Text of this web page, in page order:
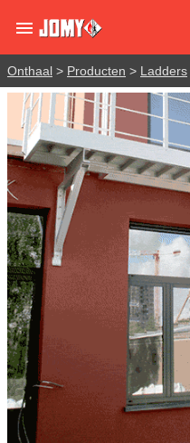

Onthaal > Producten > Ladders